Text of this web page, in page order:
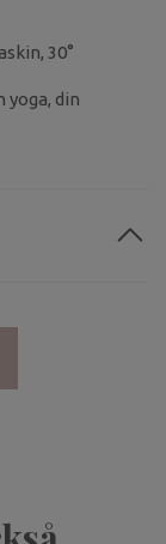
30°
yoga, din